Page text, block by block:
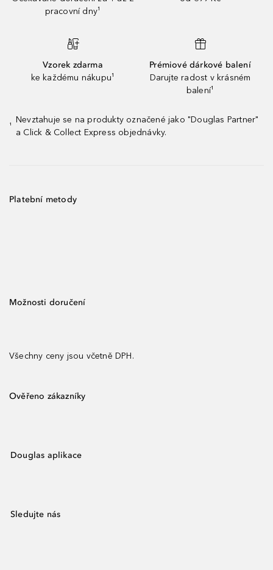
pracovní dny¹
Vzorek zdarma
ke každému nákupu¹
Prémiové dárkové balení
Darujte radost v krásném
balení¹
¹
Nevztahuje se na produkty označené jako "Douglas Partner"
a Click & Collect Express objednávky.
Platební metody
Možnosti doručení
Všechny ceny jsou včetně DPH.
Ověřeno zákazníky
Douglas aplikace
Sledujte nás